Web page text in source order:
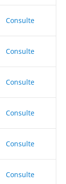
Consulte
Consulte
Consulte
Consulte
Consulte
Consulte